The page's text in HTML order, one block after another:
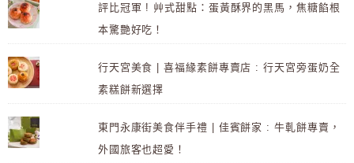
評比冠軍 ! 艸式甜點：蛋黃酥界的黑馬，焦糖餡根
本驚艷好吃！
行天宮美食 | 喜福緣素餅專賣店 : 行天宮旁蛋奶全
素糕餅新選擇
東門永康街美食伴手禮 | 佳賓餅家 : 牛軋餅專賣，
外國旅客也超愛！